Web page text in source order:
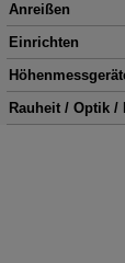
Anreißen
Einrichten
Rauheit / Optik /